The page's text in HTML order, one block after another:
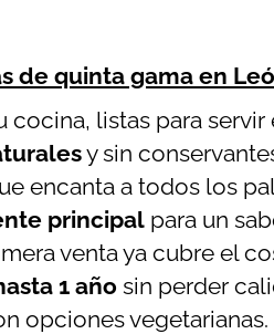
de quinta gama en
cocina, listas para
y sin
encanta a todos los
principal para un
venta ya cubre el
1 año sin perder
opciones vegetarianas.